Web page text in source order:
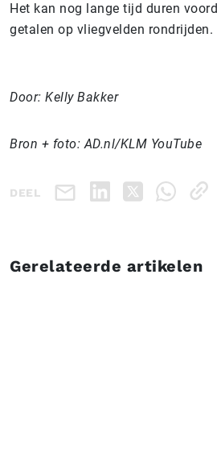
Het kan nog lange tijd duren
getalen op vliegvelden rondrijden.
Door: Kelly Bakker
Bron + foto: AD.nl/KLM YouTube
DEEL
Gerelateerde artikelen